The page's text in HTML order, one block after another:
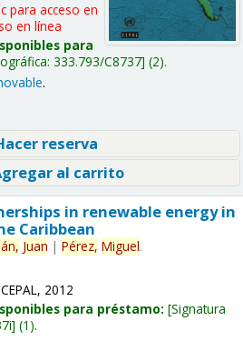
para acceso en
en línea
para
333.793/C8737 (2).
.
reserva
al carrito
in renewable energy in
Caribbean
Juan | Pérez, Miguel.
2012
para préstamo: Signatura
(1).